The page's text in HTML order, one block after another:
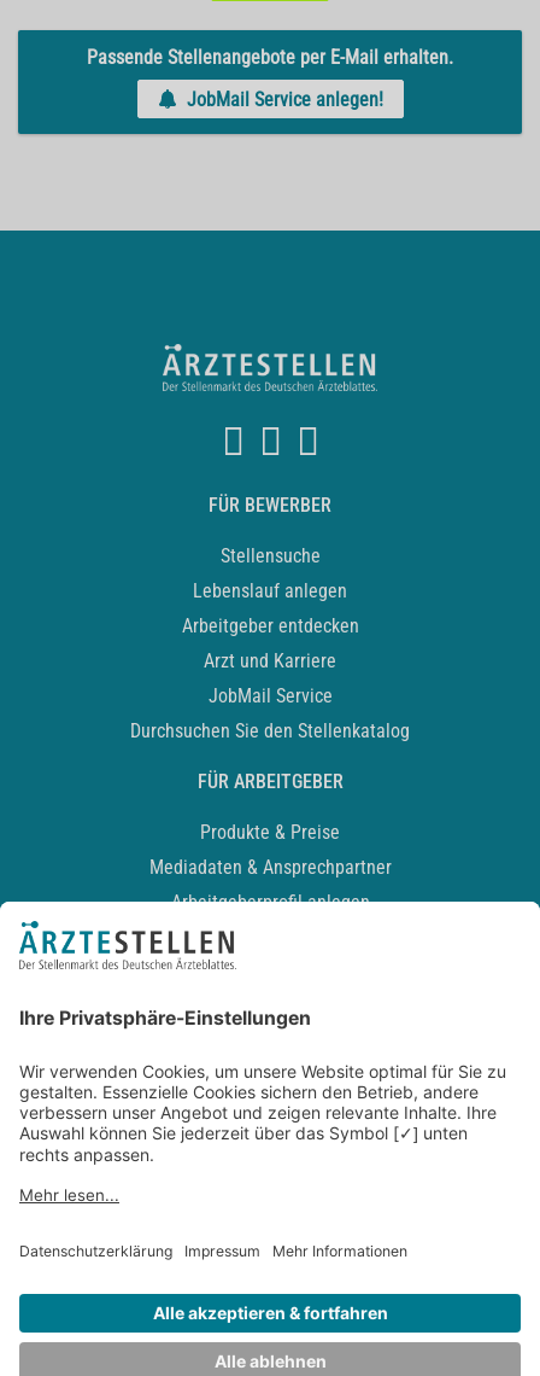
Passende Stellenangebote per E-Mail erhalten.
JobMail Service anlegen!
FÜR BEWERBER
Stellensuche
Lebenslauf anlegen
Arbeitgeber entdecken
Arzt und Karriere
JobMail Service
Durchsuchen Sie den Stellenkatalog
FÜR ARBEITGEBER
Produkte & Preise
Mediadaten & Ansprechpartner
Arbeitgeberprofil anlegen
Recruiting-Podcast
Kontakt
Datenschutz
Newsletter